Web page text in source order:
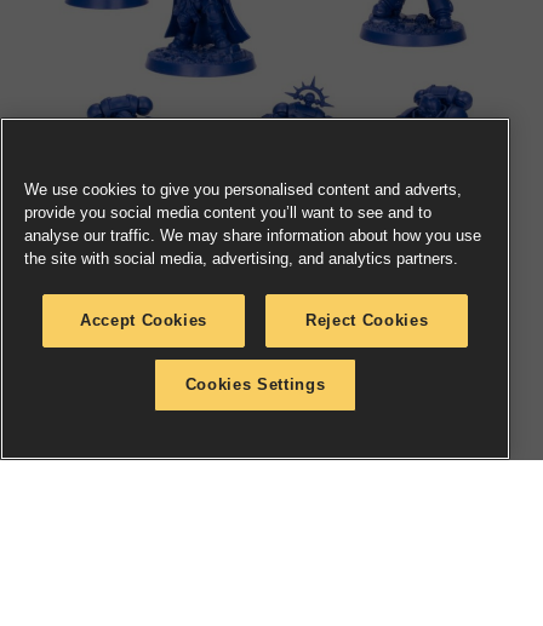
We use cookies to give you personalised content and adverts,
provide you social media content you’ll want to see and to
analyse our traffic. We may share information about how you use
the site with social media, advertising, and analytics partners.
Accept Cookies Reject Cookies
Cookies Settings